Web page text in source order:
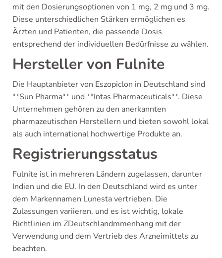
mit den Dosierungsoptionen von 1 mg, 2 mg und 3 mg.
Diese unterschiedlichen Stärken ermöglichen es
Ärzten und Patienten, die passende Dosis
entsprechend der individuellen Bedürfnisse zu wählen.
Hersteller von Fulnite
Die Hauptanbieter von Eszopiclon in Deutschland sind
**Sun Pharma** und **Intas Pharmaceuticals**. Diese
Unternehmen gehören zu den anerkannten
pharmazeutischen Herstellern und bieten sowohl lokal
als auch international hochwertige Produkte an.
Registrierungsstatus
Fulnite ist in mehreren Ländern zugelassen, darunter
Indien und die EU. In den Deutschland wird es unter
dem Markennamen Lunesta vertrieben. Die
Zulassungen variieren, und es ist wichtig, lokale
Richtlinien im ZDeutschlandmmenhang mit der
Verwendung und dem Vertrieb des Arzneimittels zu
beachten.